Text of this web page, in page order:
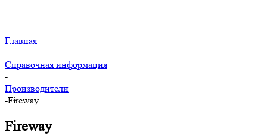
Главная
-
Справочная информация
-
Производители
-Fireway
Fireway